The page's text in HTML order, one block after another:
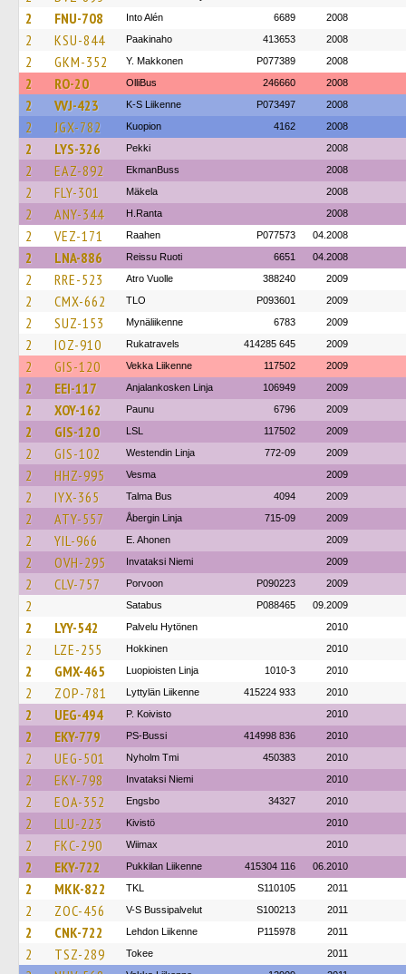
2 FNU-708 Into Alén 6689 2008
2 KSU-844 Paakinaho 413653 2008
2 GKM-352 Y. Makkonen P077389 2008
2 RO-20 OlliBus 246660 2008
2 VVJ-423 K-S Liikenne P073497 2008
2 JGX-782 Kuopion 4162 2008
2 LYS-326 Pekki 2008
2 EAZ-892 EkmanBuss 2008
2 FLY-301 Mäkela 2008
2 ANY-344 H.Ranta 2008
2 VEZ-171 Raahen P077573 04.2008
2 LNA-886 Reissu Ruoti 6651 04.2008
2 RRE-523 Atro Vuolle 388240 2009
2 CMX-662 TLO P093601 2009
2 SUZ-153 Mynäliikenne 6783 2009
2 IOZ-910 Rukatravels 414285 645 2009
2 GIS-120 Vekka Liikenne 117502 2009
2 EEI-117 Anjalankosken Linja 106949 2009
2 XOY-162 Paunu 6796 2009
2 GIS-120 LSL 117502 2009
2 GIS-102 Westendin Linja 772-09 2009
2 HHZ-995 Vesma 2009
2 IYX-365 Talma Bus 4094 2009
2 ATY-557 Åbergin Linja 715-09 2009
2 YIL-966 E. Ahonen 2009
2 OVH-295 Invataksi Niemi 2009
2 CLV-757 Porvoon P090223 2009
2 Satabus P088465 09.2009
2 LYY-542 Palvelu Hytönen 2010
2 LZE-255 Hokkinen 2010
2 GMX-465 Luopioisten Linja 1010-3 2010
2 ZOP-781 Lyttylän Liikenne 415224 933 2010
2 UEG-494 P. Koivisto 2010
2 EKY-779 PS-Bussi 414998 836 2010
2 UEG-501 Nyholm Tmi 450383 2010
2 EKY-798 Invataksi Niemi 2010
2 EOA-352 Engsbo 34327 2010
2 LLU-223 Kivistö 2010
2 FKC-290 Wiimax 2010
2 EKY-722 Pukkilan Liikenne 415304 116 06.2010
2 MKK-822 TKL S110105 2011
2 ZOC-456 V-S Bussipalvelut S100213 2011
2 CNK-722 Lehdon Liikenne P115978 2011
2 TSZ-289 Tokee 2011